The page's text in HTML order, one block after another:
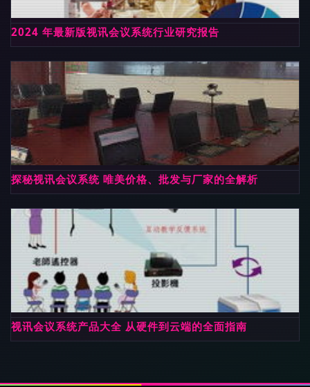
2024 年最新版视讯会议系统行业研究报告
探秘视讯会议系统 唯美价格、批发与厂家的全解析
视讯会议系统产品大全 从硬件到云端的全面指南